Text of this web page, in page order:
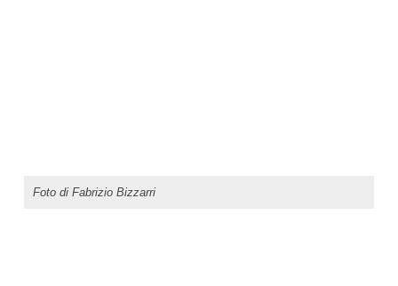
Foto di Fabrizio Bizzarri